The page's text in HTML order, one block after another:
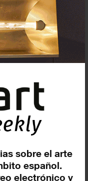
sobre el arte
español.
electrónico y